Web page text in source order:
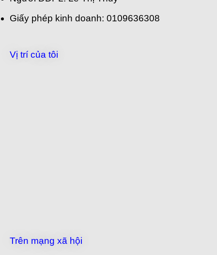
Giấy phép kinh doanh: 0109636308
Vị trí của tôi
Trên mạng xã hội